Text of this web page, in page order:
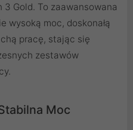
Gold. To zaawansowana
wysoką moc, doskonałą
pracę, stając się
zestawów
Moc